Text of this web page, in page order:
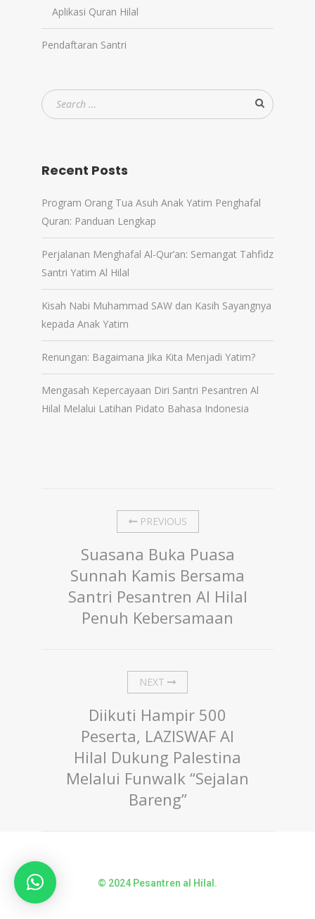
Aplikasi Quran Hilal
Pendaftaran Santri
Recent Posts
Program Orang Tua Asuh Anak Yatim Penghafal
Quran: Panduan Lengkap
Perjalanan Menghafal Al-Qur’an: Semangat Tahfidz
Santri Yatim Al Hilal
Kisah Nabi Muhammad SAW dan Kasih Sayangnya
kepada Anak Yatim
Renungan: Bagaimana Jika Kita Menjadi Yatim?
Mengasah Kepercayaan Diri Santri Pesantren Al
Hilal Melalui Latihan Pidato Bahasa Indonesia
PREVIOUS
Suasana Buka Puasa
Sunnah Kamis Bersama
Santri Pesantren Al Hilal
Penuh Kebersamaan
NEXT
Diikuti Hampir 500
Peserta, LAZISWAF Al
Hilal Dukung Palestina
Melalui Funwalk “Sejalan
Bareng”
© 2024 Pesantren al Hilal.